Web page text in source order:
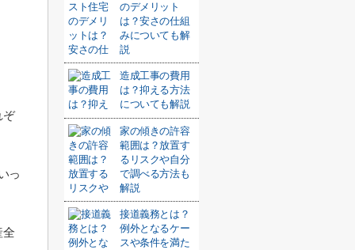
ぞ
っ
全
のデメリット
は？安さの仕組
みについても解
説
造成工事の費用
は？抑える方法
についても解説
家の傾きの許容
範囲は？放置す
るリスクや自分
で調べる方法も
解説
接道義務とは？
例外となるケー
スや条件を満た